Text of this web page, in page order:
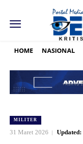
HOME NASIONAL
MILITER
31 Maret 2026 Updated: